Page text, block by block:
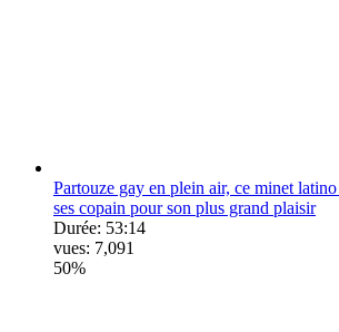
Partouze gay en plein air, ce minet
ses copain pour son plus grand plaisir
Durée: 53:14
vues: 7,091
50%